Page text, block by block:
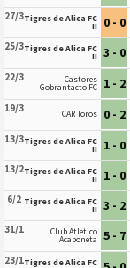
27/3Tigres de Alica FC
II 0 - 0
25/3Tigres de Alica FC
II 3 - 0
22/3
Castores
Gobrantacto FC 1 - 2
19/3
CAR Toros 0 - 2
13/3Tigres de Alica FC
II 1 - 0
13/2Tigres de Alica FC
II 1 - 0
6/2 Tigres de Alica FC
II 3 - 2
31/1 Club Atletico
Acaponeta 5 - 7
23/1Tigres de Alica FC